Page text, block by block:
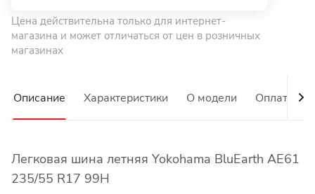
Цена действительна только для интернет-
магазина и может отличаться от цен в розничных
магазинах
Описание Характеристики О модели Оплата
Легковая шина летняя Yokohama BluEarth AE61
235/55 R17 99H